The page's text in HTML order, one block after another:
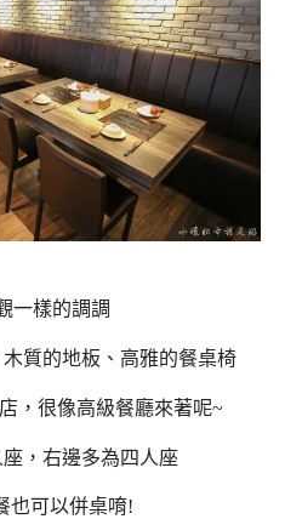
一樣的調調
質的地板、高雅的餐桌椅
，很像高級餐廳來著呢~
，右邊多為四人座
也可以併桌唷!